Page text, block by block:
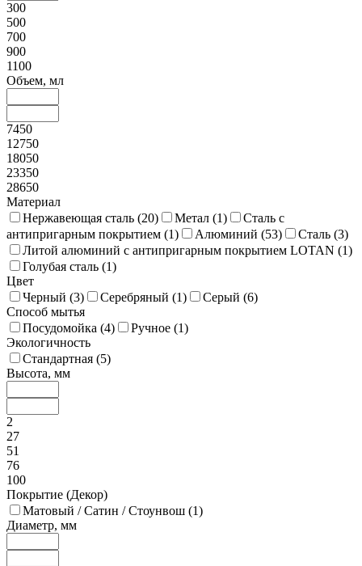
300
500
700
900
1100
Объем, мл
7450
12750
18050
23350
28650
Материал
Нержавеющая сталь (20) Метал (1)
Сталь с
антипригарным покрытием (1) Алюминий (53) Сталь (3)
Литой алюминий с антипригарным покрытием LOTAN (1)
Голубая сталь (1)
Цвет
Черный (3) Серебряный (1) Серый (6)
Способ мытья
Посудомойка (4) Ручное (1)
Экологичность
Стандартная (5)
Высота, мм
2
27
51
76
100
Покрытие (Декор)
Матовый / Сатин / Стоунвош (1)
Диаметр, мм